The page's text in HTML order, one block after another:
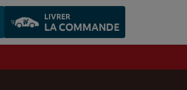
LIVRER
LA COMMANDE